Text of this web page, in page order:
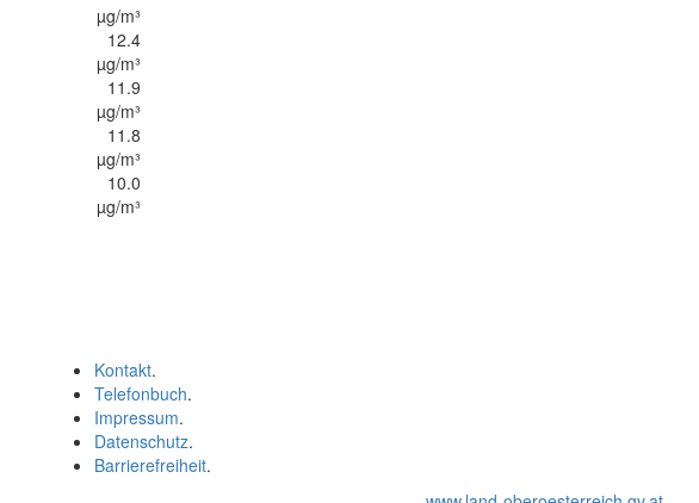
µg/m³
12.4
µg/m³
11.9
µg/m³
11.8
µg/m³
10.0
µg/m³
Kontakt.
Telefonbuch.
Impressum.
Datenschutz.
Barrierefreiheit.